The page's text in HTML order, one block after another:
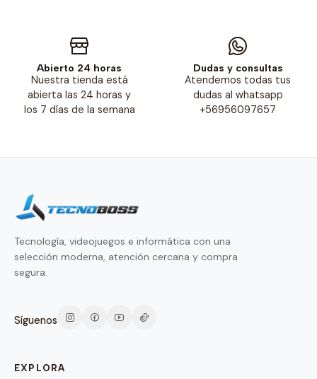
Abierto 24 horas
Nuestra tienda está
abierta las 24 horas y
los 7 días de la semana
Dudas y consultas
Atendemos todas tus
dudas al whatsapp
+56956097657
Tecnología, videojuegos e informática con una
selección moderna, atención cercana y compra
segura.
Síguenos
EXPLORA